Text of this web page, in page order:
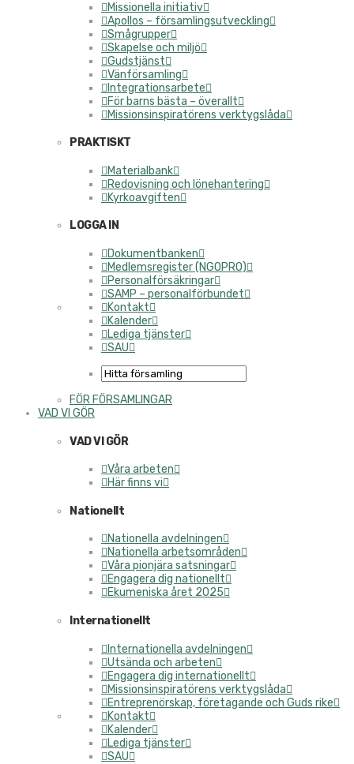
Missionella initiativ
Apollos – församlingsutveckling
Smågrupper
Skapelse och miljö
Gudstjänst
Vänförsamling
Integrationsarbete
För barns bästa – överallt
Missionsinspiratörens verktygslåda
PRAKTISKT
Materialbank
Redovisning och lönehantering
Kyrkoavgiften
LOGGA IN
Dokumentbanken
Medlemsregister (NGOPRO)
Personalförsäkringar
SAMP – personalförbundet
Kontakt
Kalender
Lediga tjänster
SAU
FÖR FÖRSAMLINGAR
VAD VI GÖR
VAD VI GÖR
Våra arbeten
Här finns vi
Nationellt
Nationella avdelningen
Nationella arbetsområden
Våra pionjära satsningar
Engagera dig nationellt
Ekumeniska året 2025
Internationellt
Internationella avdelningen
Utsända och arbeten
Engagera dig internationellt
Missionsinspiratörens verktygslåda
Entreprenörskap, företagande och Guds rike
Kontakt
Kalender
Lediga tjänster
SAU